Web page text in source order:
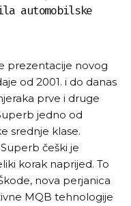
automobilske
prezentacije novog
od 2001. i do danas
prve i druge
jedno od
srednje klase.
češki je
korak naprijed. To
nova perjanica
MQB tehnologije